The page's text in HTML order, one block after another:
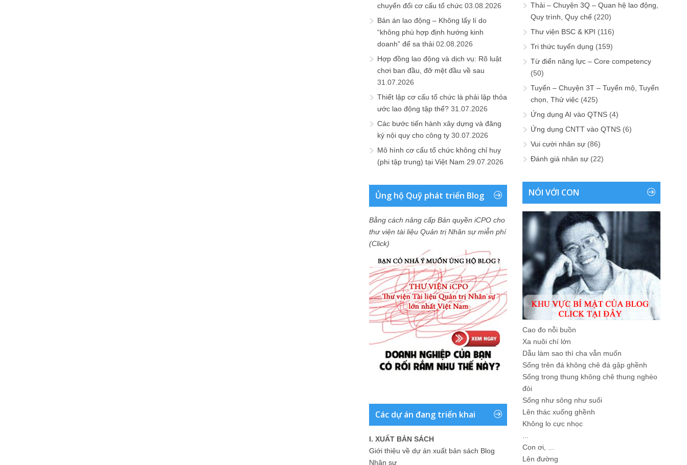
chuyển đổi cơ cấu tổ chức 03.08.2026
Bản án lao động – Không lấy lí do
“không phù hợp định hướng kinh
doanh” để sa thải 02.08.2026
Hợp đồng lao động và dịch vụ: Rõ luật
chơi ban đầu, đỡ mệt đầu về sau
31.07.2026
Thiết lập cơ cấu tổ chức là phải lập thỏa
ước lao động tập thể? 31.07.2026
Các bước tiến hành xây dựng và đăng
ký nội quy cho công ty 30.07.2026
Mô hình cơ cấu tổ chức không chỉ huy
(phi tập trung) tại Việt Nam 29.07.2026
Ủng hộ Quỹ phát triển Blog
Bằng cách nâng cấp Bản quyền iCPO cho
thư viện tài liệu Quản trị Nhân sự miễn phí
(Click)
Các dự án đang triển khai
I. XUẤT BẢN SÁCH
Giới thiệu về dự án xuất bản sách Blog
Nhân sự
Thải – Chuyện 3Q – Quan hệ lao động,
Quy trình, Quy chế (220)
Thư viện BSC & KPI (116)
Tri thức tuyển dụng (159)
Từ điển năng lực – Core competency
(50)
Tuyển – Chuyện 3T – Tuyển mộ, Tuyển
chọn, Thử việc (425)
Ứng dụng AI vào QTNS (4)
Ứng dụng CNTT vào QTNS (6)
Vui cười nhân sự (86)
Đánh giá nhân sự (22)
NÓI VỚI CON
Cao đo nỗi buồn
Xa nuôi chí lớn
Dẫu làm sao thì cha vẫn muốn
Sống trên đá không chê đá gập ghềnh
Sống trong thung không chê thung nghèo
đói
Sống như sông như suối
Lên thác xuống ghềnh
Không lo cực nhọc
Con ơi, ...
Lên đường